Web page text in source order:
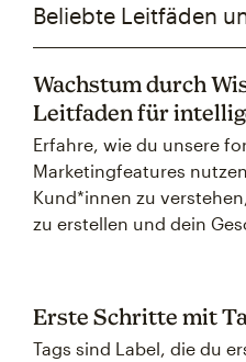
Beliebte Leitfäden
Wachstum durch
Leitfaden für
Erfahre, wie du unsere
Marketingfeatures
Kund*innen zu
zu erstellen und dein
Erste Schritte mit
Tags sind Label, die du